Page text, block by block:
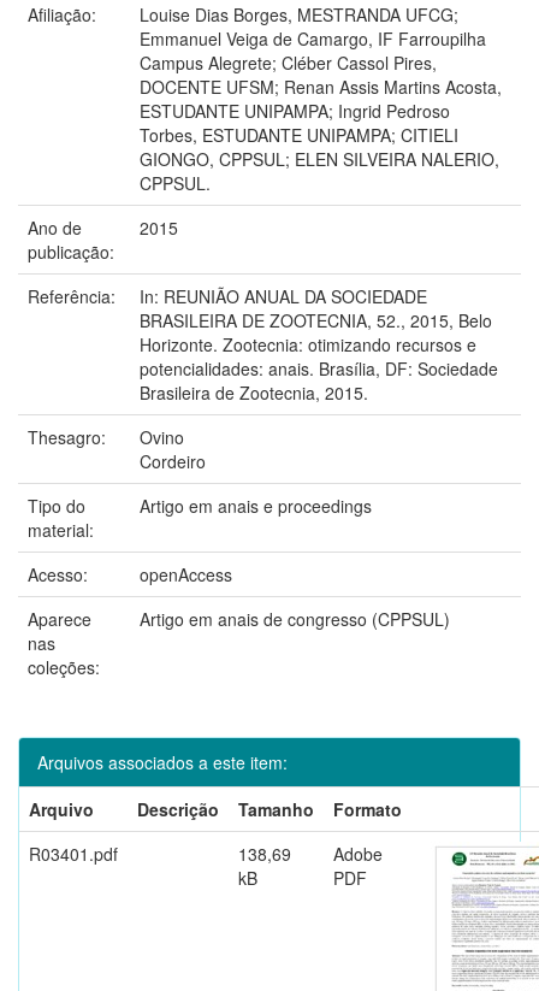
Afiliação:
Louise Dias Borges, MESTRANDA UFCG;
Emmanuel Veiga de Camargo, IF Farroupilha
Campus Alegrete; Cléber Cassol Pires,
DOCENTE UFSM; Renan Assis Martins Acosta,
ESTUDANTE UNIPAMPA; Ingrid Pedroso
Torbes, ESTUDANTE UNIPAMPA; CITIELI
GIONGO, CPPSUL; ELEN SILVEIRA NALERIO,
CPPSUL.
Ano de
publicação:
2015
Referência:
In: REUNIÃO ANUAL DA SOCIEDADE
BRASILEIRA DE ZOOTECNIA, 52., 2015, Belo
Horizonte. Zootecnia: otimizando recursos e
potencialidades: anais. Brasília, DF: Sociedade
Brasileira de Zootecnia, 2015.
Thesagro:
Ovino
Cordeiro
Tipo do
material:
Artigo em anais e proceedings
Acesso:
openAccess
Aparece
nas
coleções:
Artigo em anais de congresso (CPPSUL)
Arquivos associados a este item:
Arquivo
Descrição Tamanho
Formato
R03401.pdf
138,69
kB
Adobe
PDF